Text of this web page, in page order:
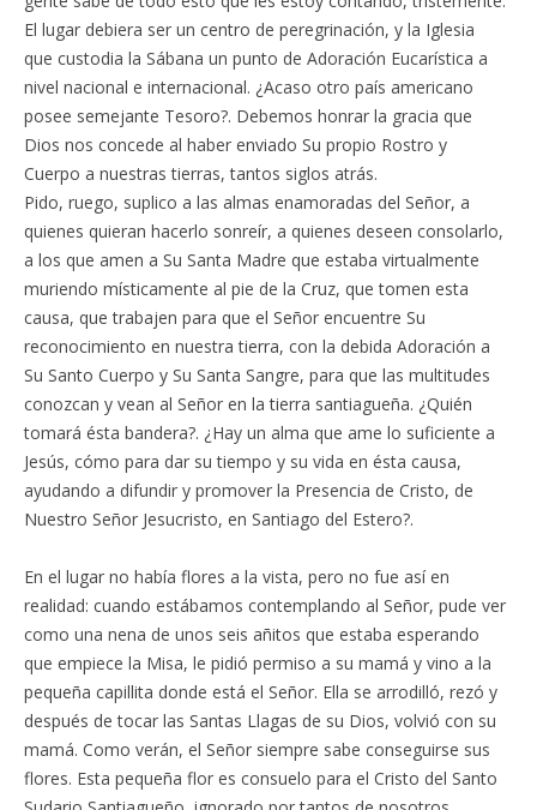
El lugar debiera ser un centro de peregrinación, y la Iglesia
que custodia la Sábana un punto de Adoración Eucarística a
nivel nacional e internacional. ¿Acaso otro país americano
posee semejante Tesoro?. Debemos honrar la gracia que
Dios nos concede al haber enviado Su propio Rostro y
Cuerpo a nuestras tierras, tantos siglos atrás.
Pido, ruego, suplico a las almas enamoradas del Señor, a
quienes quieran hacerlo sonreír, a quienes deseen consolarlo,
a los que amen a Su Santa Madre que estaba virtualmente
muriendo místicamente al pie de la Cruz, que tomen esta
causa, que trabajen para que el Señor encuentre Su
reconocimiento en nuestra tierra, con la debida Adoración a
Su Santo Cuerpo y Su Santa Sangre, para que las multitudes
conozcan y vean al Señor en la tierra santiagueña. ¿Quién
tomará ésta bandera?. ¿Hay un alma que ame lo suficiente a
Jesús, cómo para dar su tiempo y su vida en ésta causa,
ayudando a difundir y promover la Presencia de Cristo, de
Nuestro Señor Jesucristo, en Santiago del Estero?.
En el lugar no había flores a la vista, pero no fue así en
realidad: cuando estábamos contemplando al Señor, pude ver
como una nena de unos seis añitos que estaba esperando
que empiece la Misa, le pidió permiso a su mamá y vino a la
pequeña capillita donde está el Señor. Ella se arrodilló, rezó y
después de tocar las Santas Llagas de su Dios, volvió con su
mamá. Como verán, el Señor siempre sabe conseguirse sus
flores. Esta pequeña flor es consuelo para el Cristo del Santo